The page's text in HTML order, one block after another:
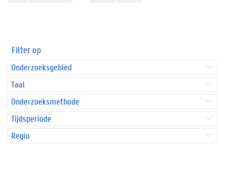
Filter op
Onderzoeksgebied
Taal
Onderzoeksmethode
Tijdsperiode
Regio